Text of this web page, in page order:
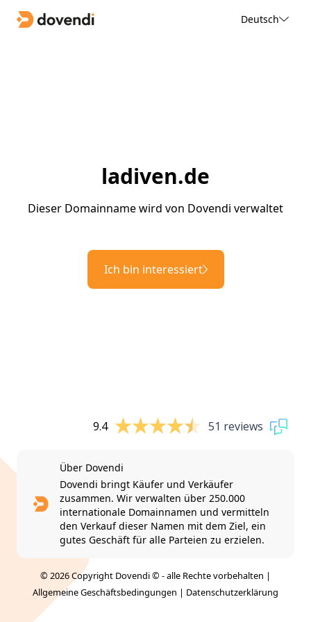
Deutsch
ladiven.de
Dieser Domainname wird von Dovendi verwaltet
Ich bin interessiert
9.4 51 reviews
Über Dovendi
Dovendi bringt Käufer und Verkäufer
zusammen. Wir verwalten über 250.000
internationale Domainnamen und vermitteln
den Verkauf dieser Namen mit dem Ziel, ein
gutes Geschäft für alle Parteien zu erzielen.
© 2026 Copyright Dovendi © - alle Rechte vorbehalten |
Allgemeine Geschäftsbedingungen | Datenschutzerklärung